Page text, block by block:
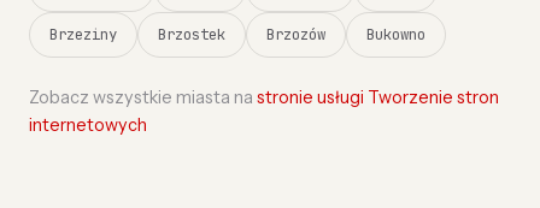
Brzeziny Brzostek Brzozów Bukowno
Zobacz wszystkie miasta na stronie usługi Tworzenie stron
internetowych